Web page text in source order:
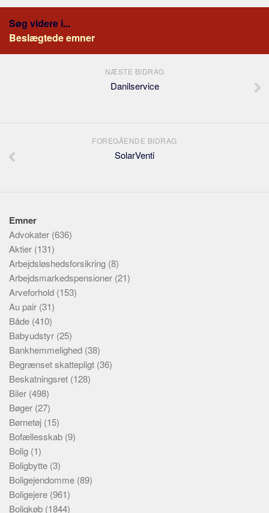
Søg videre i...
Beslægtede emner
NÆSTE BIDRAG
Danilservice
FOREGÅENDE BIDRAG
SolarVenti
Emner
Advokater (636)
Aktier (131)
Arbejdsløshedsforsikring (8)
Arbejdsmarkedspensioner (21)
Arveforhold (153)
Au pair (31)
Både (410)
Babyudstyr (25)
Bankhemmelighed (38)
Begrænset skattepligt (36)
Beskatningsret (128)
Biler (498)
Bøger (27)
Børnetøj (15)
Bofællesskab (9)
Bolig (1)
Boligbytte (3)
Boligejendomme (89)
Boligejere (961)
Boligkøb (1844)